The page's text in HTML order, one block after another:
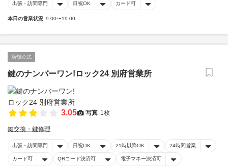
出張・訪問専門 日祝OK カード可
本日の営業状況 9:00〜19:00
店舗公式
鍵のナンバーワン!ロック24 別府営業所
3.05 写真 1枚
鍵交換・鍵修理
出張・訪問専門 日祝OK 21時以降OK 24時間営業
カード可 QRコード決済可 電子マネー決済可